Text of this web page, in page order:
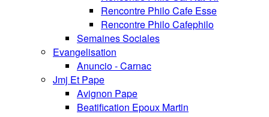
Rencontre Philo Cafe Esse
Rencontre Philo Cafephilo
Semaines Sociales
Evangelisation
Anuncio - Carnac
Jmj Et Pape
Avignon Pape
Beatification Epoux Martin